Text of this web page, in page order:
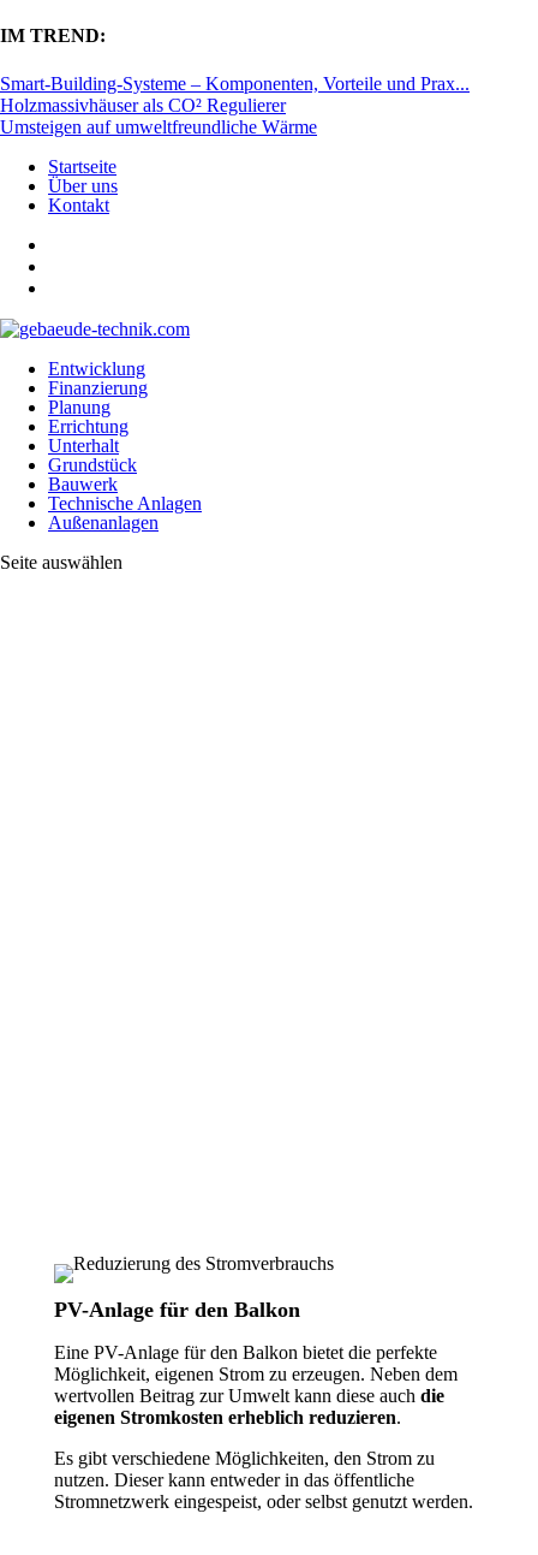
IM TREND:
Smart-Building-Systeme – Komponenten, Vorteile und Prax...
Holzmassivhäuser als CO² Regulierer
Umsteigen auf umweltfreundliche Wärme
Startseite
Über uns
Kontakt
Entwicklung
Finanzierung
Planung
Errichtung
Unterhalt
Grundstück
Bauwerk
Technische Anlagen
Außenanlagen
Seite auswählen
PV-Anlage für den Balkon
Eine PV-Anlage für den Balkon bietet die perfekte
Möglichkeit, eigenen Strom zu erzeugen. Neben dem
wertvollen Beitrag zur Umwelt kann diese auch die
eigenen Stromkosten erheblich reduzieren.
Es gibt verschiedene Möglichkeiten, den Strom zu
nutzen. Dieser kann entweder in das öffentliche
Stromnetzwerk eingespeist, oder selbst genutzt werden.